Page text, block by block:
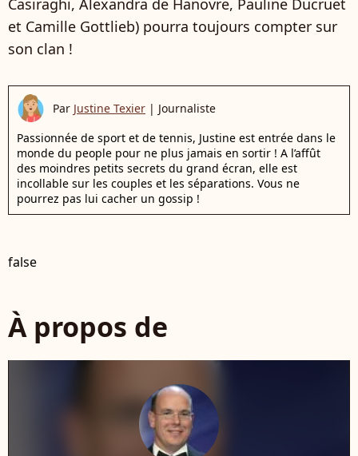
et Camille Gottlieb) pourra toujours compter sur
son clan !
Par Justine Texier | Journaliste
Passionnée de sport et de tennis, Justine est entrée dans le
monde du people pour ne plus jamais en sortir ! A l’affût
des moindres petits secrets du grand écran, elle est
incollable sur les couples et les séparations. Vous ne
pourrez pas lui cacher un gossip !
false
À propos de